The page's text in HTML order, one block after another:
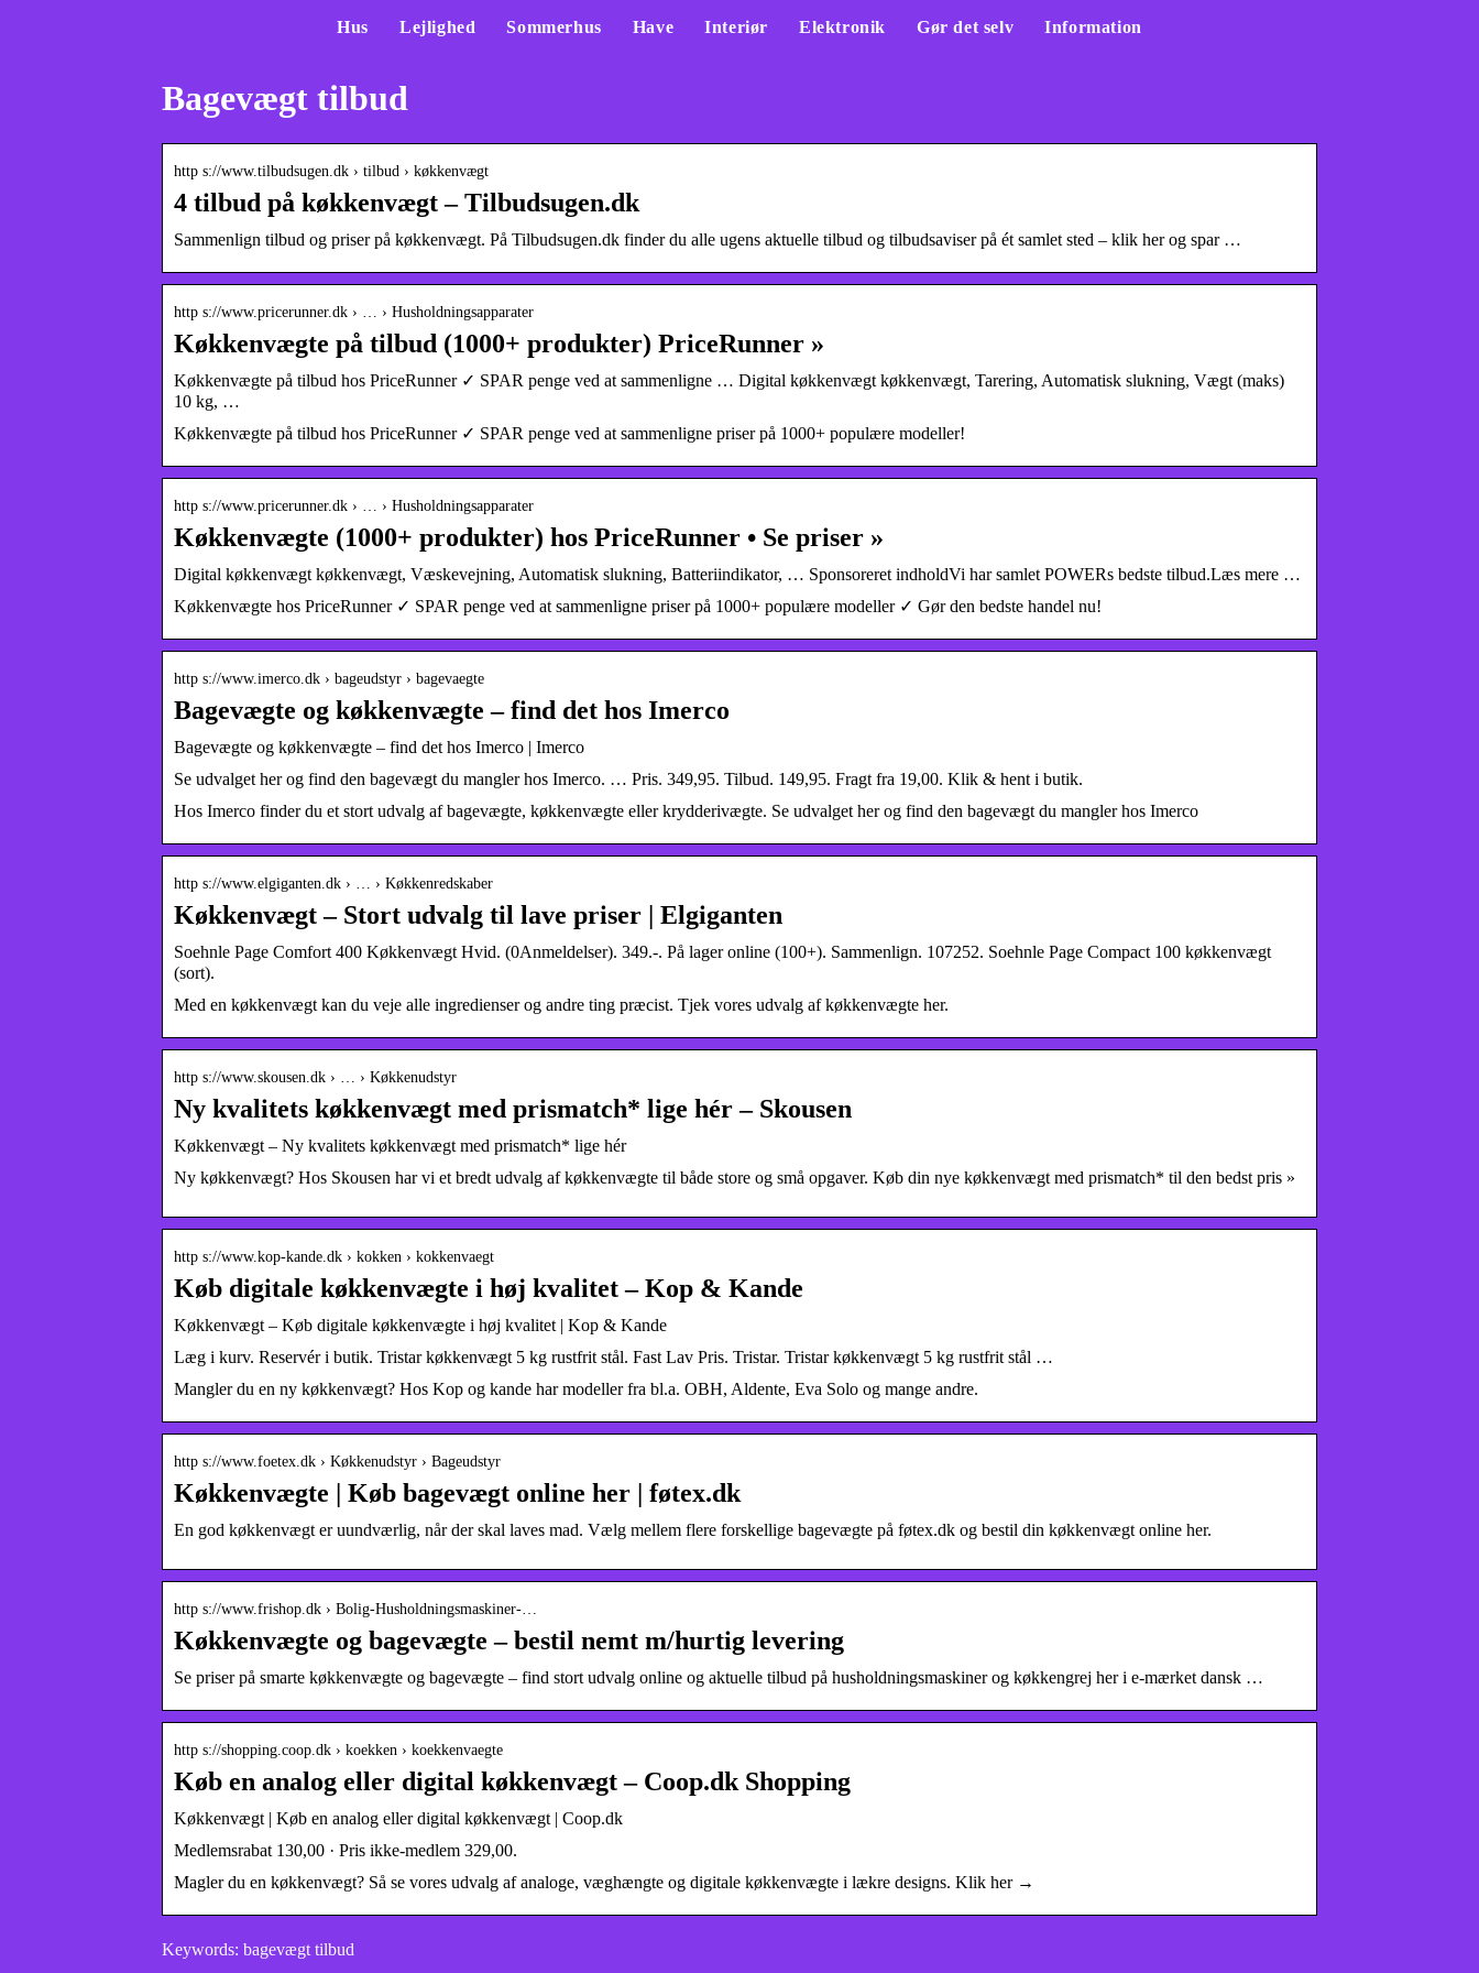
Hus Lejlighed Sommerhus Have Interiør Elektronik Gør det selv Information
Bagevægt tilbud
http s://www.tilbudsugen.dk › tilbud › køkkenvægt
4 tilbud på køkkenvægt – Tilbudsugen.dk
Sammenlign tilbud og priser på køkkenvægt. På Tilbudsugen.dk finder du alle ugens aktuelle tilbud og tilbudsaviser på ét samlet sted – klik her og spar …
http s://www.pricerunner.dk › … › Husholdningsapparater
Køkkenvægte på tilbud (1000+ produkter) PriceRunner »
Køkkenvægte på tilbud hos PriceRunner ✓ SPAR penge ved at sammenligne … Digital køkkenvægt køkkenvægt, Tarering, Automatisk slukning, Vægt (maks)
10 kg, …
Køkkenvægte på tilbud hos PriceRunner ✓ SPAR penge ved at sammenligne priser på 1000+ populære modeller!
http s://www.pricerunner.dk › … › Husholdningsapparater
Køkkenvægte (1000+ produkter) hos PriceRunner • Se priser »
Digital køkkenvægt køkkenvægt, Væskevejning, Automatisk slukning, Batteriindikator, … Sponsoreret indholdVi har samlet POWERs bedste tilbud.Læs mere …
Køkkenvægte hos PriceRunner ✓ SPAR penge ved at sammenligne priser på 1000+ populære modeller ✓ Gør den bedste handel nu!
http s://www.imerco.dk › bageudstyr › bagevaegte
Bagevægte og køkkenvægte – find det hos Imerco
Bagevægte og køkkenvægte – find det hos Imerco | Imerco
Se udvalget her og find den bagevægt du mangler hos Imerco. … Pris. 349,95. Tilbud. 149,95. Fragt fra 19,00. Klik & hent i butik.
Hos Imerco finder du et stort udvalg af bagevægte, køkkenvægte eller krydderivægte. Se udvalget her og find den bagevægt du mangler hos Imerco
http s://www.elgiganten.dk › … › Køkkenredskaber
Køkkenvægt – Stort udvalg til lave priser | Elgiganten
Soehnle Page Comfort 400 Køkkenvægt Hvid. (0Anmeldelser). 349.-. På lager online (100+). Sammenlign. 107252. Soehnle Page Compact 100 køkkenvægt
(sort).
Med en køkkenvægt kan du veje alle ingredienser og andre ting præcist. Tjek vores udvalg af køkkenvægte her.
http s://www.skousen.dk › … › Køkkenudstyr
Ny kvalitets køkkenvægt med prismatch* lige hér – Skousen
Køkkenvægt – Ny kvalitets køkkenvægt med prismatch* lige hér
Ny køkkenvægt? Hos Skousen har vi et bredt udvalg af køkkenvægte til både store og små opgaver. Køb din nye køkkenvægt med prismatch* til den bedst pris »
http s://www.kop-kande.dk › kokken › kokkenvaegt
Køb digitale køkkenvægte i høj kvalitet – Kop & Kande
Køkkenvægt – Køb digitale køkkenvægte i høj kvalitet | Kop & Kande
Læg i kurv. Reservér i butik. Tristar køkkenvægt 5 kg rustfrit stål. Fast Lav Pris. Tristar. Tristar køkkenvægt 5 kg rustfrit stål …
Mangler du en ny køkkenvægt? Hos Kop og kande har modeller fra bl.a. OBH, Aldente, Eva Solo og mange andre.
http s://www.foetex.dk › Køkkenudstyr › Bageudstyr
Køkkenvægte | Køb bagevægt online her | føtex.dk
En god køkkenvægt er uundværlig, når der skal laves mad. Vælg mellem flere forskellige bagevægte på føtex.dk og bestil din køkkenvægt online her.
http s://www.frishop.dk › Bolig-Husholdningsmaskiner-…
Køkkenvægte og bagevægte – bestil nemt m/hurtig levering
Se priser på smarte køkkenvægte og bagevægte – find stort udvalg online og aktuelle tilbud på husholdningsmaskiner og køkkengrej her i e-mærket dansk …
http s://shopping.coop.dk › koekken › koekkenvaegte
Køb en analog eller digital køkkenvægt – Coop.dk Shopping
Køkkenvægt | Køb en analog eller digital køkkenvægt | Coop.dk
Medlemsrabat 130,00 · Pris ikke-medlem 329,00.
Magler du en køkkenvægt? Så se vores udvalg af analoge, væghængte og digitale køkkenvægte i lækre designs. Klik her →
Keywords: bagevægt tilbud